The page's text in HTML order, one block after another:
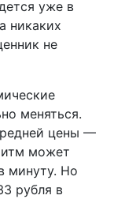
уже в
никаких
не
меняться.
цены —
может
минуту. Но
рубля в